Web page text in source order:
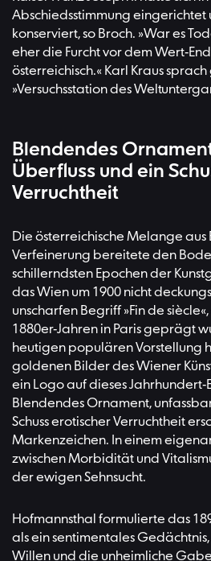
Abschiedsstimmung eingerichtet
konserviert, so Broch. »War es
eher die Furcht vor dem Wert-
österreichisch.« Karl Kraus
»Versuchsstation des
Blendendes
Überfluss und ein
Verruchtheit
Die österreichische Melange
Verfeinerung bereitete den
schillerndsten Epochen der
das Wien um 1900 nicht
unscharfen Begriff »Fin de
1880er-Jahren in Paris geprägt
heutigen populären Vorstellung
goldenen Bilder des Wiener
ein Logo auf dieses
Blendendes Ornament,
Schuss erotischer Verruchtheit
Markenzeichen. In einem
zwischen Morbidität und
der ewigen Sehnsucht.
Hofmannsthal formulierte das
als ein sentimentales
Willen und die unheimliche